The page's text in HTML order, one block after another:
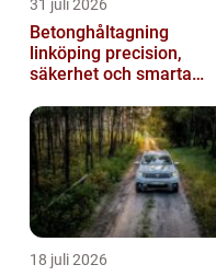
31 juli 2026
Betonghåltagning
linköping precision,
säkerhet och smarta
18 juli 2026